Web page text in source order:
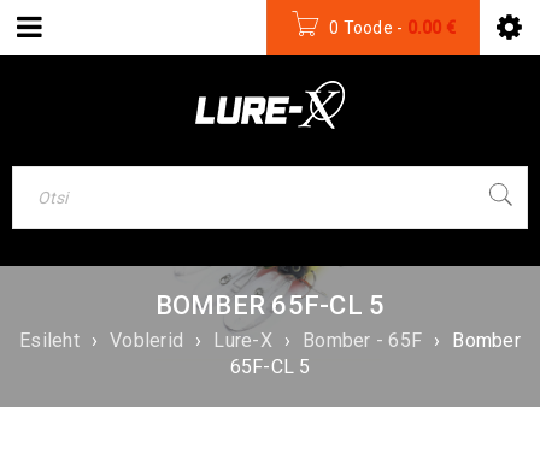
0 Toode - 0.00 €
BOMBER 65F-CL 5
Esileht › Voblerid › Lure-X › Bomber - 65F ›
Bomber
65F-CL 5